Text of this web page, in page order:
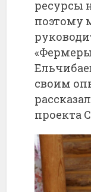
ресурсы
поэтому
своим
проекта